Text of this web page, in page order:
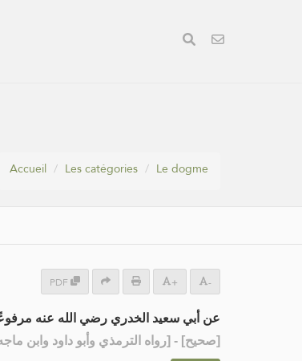
Accueil Les catégories Le dogme
PDF + -
عن أبي سعيد الخدري رضي الله عنه
[صحيح] - [رواه الترمذي وأبو داود وابن